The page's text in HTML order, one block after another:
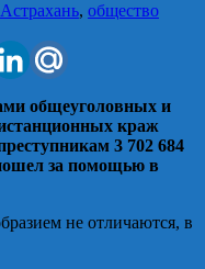
Астрахань, общество
общеуголовных и
краж
3 702 684
за помощью в
не отличаются, в